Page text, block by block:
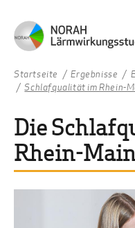
Startseite Ergebnisse
Schlafqualität im Rhein-
Die
Rhein-